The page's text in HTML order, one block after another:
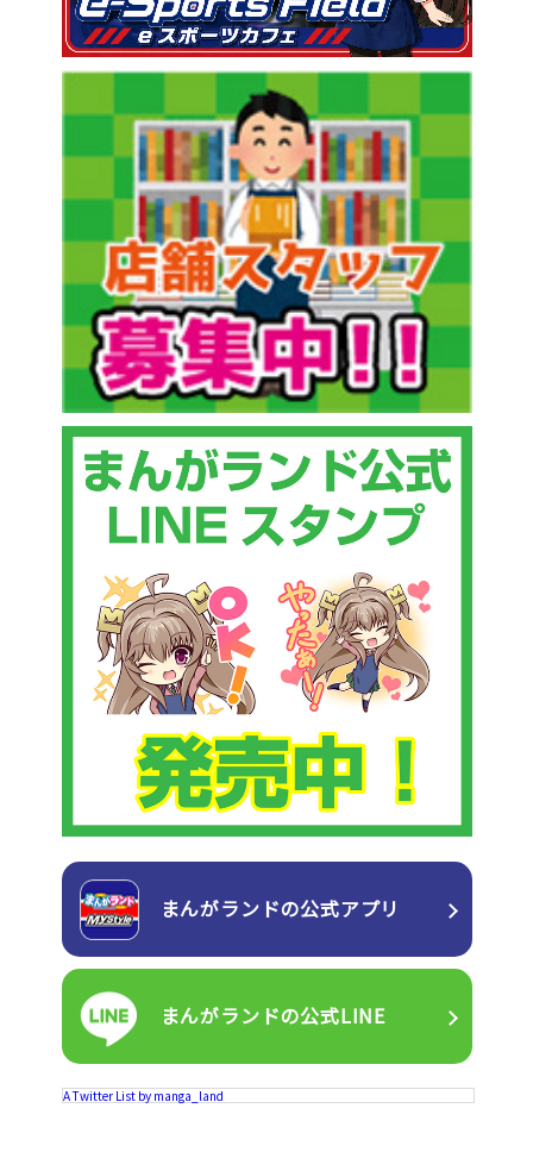
まんがランドの公式アプリ
まんがランドの公式LINE
A Twitter List by manga_land